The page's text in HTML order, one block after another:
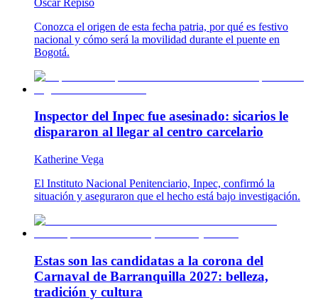
Conozca el origen de esta fecha patria, por qué es festivo
nacional y cómo será la movilidad durante el puente en
Bogotá.
Inspector del Inpec fue asesinado: sicarios le
dispararon al llegar al centro carcelario
Katherine Vega
El Instituto Nacional Penitenciario, Inpec, confirmó la
situación y aseguraron que el hecho está bajo investigación.
Estas son las candidatas a la corona del
Carnaval de Barranquilla 2027: belleza,
tradición y cultura